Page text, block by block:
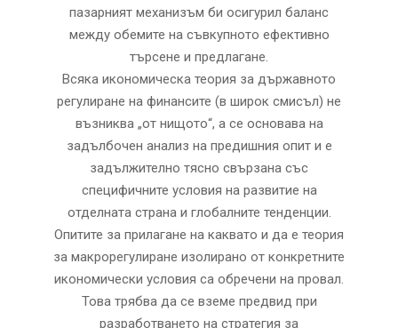
пазарният механизъм би осигурил баланс
между обемите на съвкупното ефективно
търсене и предлагане.
Всяка икономическа теория за държавното
регулиране на финансите (в широк смисъл) не
възниква „от нищото“, а се основава на
задълбочен анализ на предишния опит и е
задължително тясно свързана със
специфичните условия на развитие на
отделната страна и глобалните тенденции.
Опитите за прилагане на каквато и да е теория
за макрорегулиране изолирано от конкретните
икономически условия са обречени на провал.
Това трябва да се вземе предвид при
разработването на стратегия за